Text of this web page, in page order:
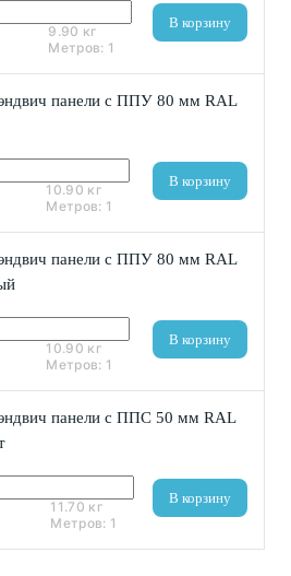
В корзину
9.90 кг
Метров: 1
панели с ППУ 80 мм RAL
В корзину
10.90 кг
Метров: 1
панели с ППУ 80 мм RAL
В корзину
10.90 кг
Метров: 1
панели с ППС 50 мм RAL
В корзину
11.70 кг
Метров: 1